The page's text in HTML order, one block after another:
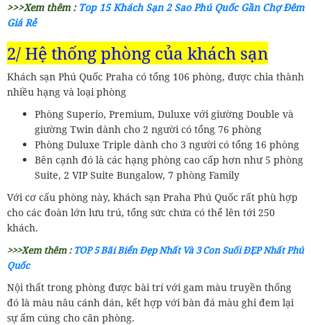
>>>Xem thêm : Top 15 Khách Sạn 2 Sao Phú Quốc Gần Chợ Đêm
Giá Rẻ
2/ Hệ thống phòng của khách sạn
Khách sạn Phú Quốc Praha có tổng 106 phòng, được chia thành
nhiều hạng và loại phòng
Phòng Superio, Premium, Duluxe với giường Double và
giường Twin dành cho 2 người có tổng 76 phòng
Phòng Duluxe Triple dành cho 3 người có tổng 16 phòng
Bên cạnh đó là các hạng phòng cao cấp hơn như 5 phòng
Suite, 2 VIP Suite Bungalow, 7 phòng Family
Với cơ cấu phòng này, khách sạn Praha Phú Quốc rất phù hợp
cho các đoàn lớn lưu trú, tổng sức chứa có thể lên tới 250
khách.
>>>Xem thêm : TOP 5 Bãi Biển Đẹp Nhất Và 3 Con Suối ĐẸP Nhất Phú
Quốc
Nội thất trong phòng được bài trí với gam màu truyền thống
đó là màu nâu cánh dán, kết hợp với bàn đá màu ghi đem lại
sự ấm cúng cho căn phòng.